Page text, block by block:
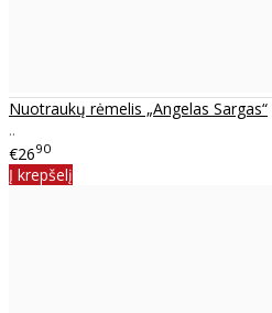
Nuotraukų rėmelis „Angelas Sargas“
..
€2690
Į krepšelį